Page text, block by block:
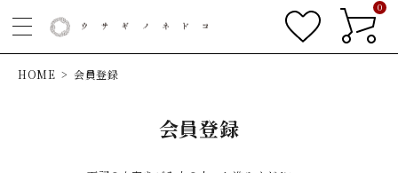
0
HOME 会員登録
会員登録